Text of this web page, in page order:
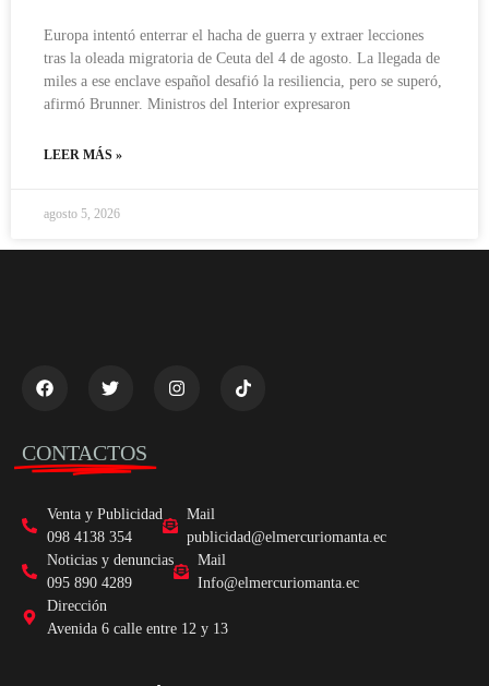
Europa intentó enterrar el hacha de guerra y extraer lecciones
tras la oleada migratoria de Ceuta del 4 de agosto. La llegada de
miles a ese enclave español desafió la resiliencia, pero se superó,
afirmó Brunner. Ministros del Interior expresaron
LEER MÁS »
agosto 5, 2026
CONTACTOS
Venta y Publicidad
098 4138 354
Mail
publicidad@elmercuriomanta.ec
Noticias y denuncias
095 890 4289
Mail
Info@elmercuriomanta.ec
Dirección
Avenida 6 calle entre 12 y 13